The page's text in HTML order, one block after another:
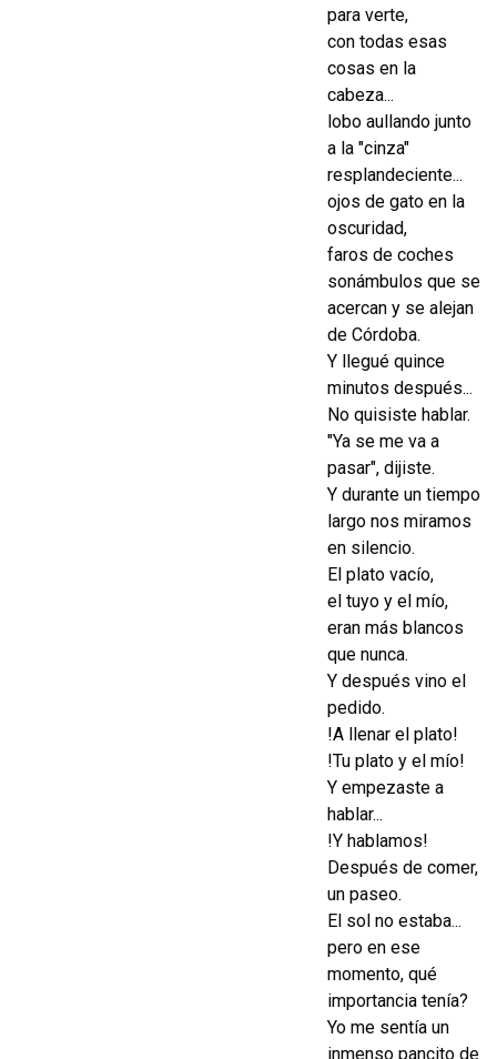
para verte,
con todas esas
cosas en la
cabeza...
lobo aullando junto
a la "cinza"
resplandeciente...
ojos de gato en la
oscuridad,
faros de coches
sonámbulos que se
acercan y se alejan
de Córdoba.
Y llegué quince
minutos después...
No quisiste hablar.
"Ya se me va a
pasar", dijiste.
Y durante un tiempo
largo nos miramos
en silencio.
El plato vacío,
el tuyo y el mío,
eran más blancos
que nunca.
Y después vino el
pedido.
!A llenar el plato!
!Tu plato y el mío!
Y empezaste a
hablar...
!Y hablamos!
Después de comer,
un paseo.
El sol no estaba...
pero en ese
momento, qué
importancia tenía?
Yo me sentía un
inmenso pancito de